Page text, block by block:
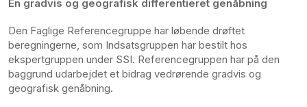
En gradvis og geografisk differentieret genåbning
Den Faglige Referencegruppe har løbende drøftet
beregningerne, som Indsatsgruppen har bestilt hos
ekspertgruppen under SSI. Referencegruppen har på den
baggrund udarbejdet et bidrag vedrørende gradvis og
geografisk genåbning.